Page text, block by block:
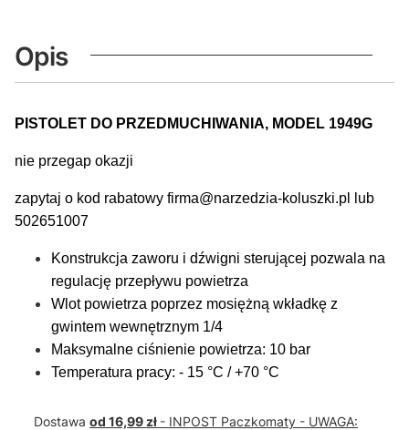
Opis
PISTOLET DO PRZEDMUCHIWANIA, MODEL 1949G
nie przegap okazji
zapytaj o kod rabatowy firma@narzedzia-koluszki.pl lub
502651007
Konstrukcja zaworu i dźwigni sterującej pozwala na
regulację przepływu powietrza
Wlot powietrza poprzez mosiężną wkładkę z
gwintem wewnętrznym 1/4
Maksymalne ciśnienie powietrza: 10 bar
Temperatura pracy: - 15 °C / +70 °C
Dostawa od 16,99 zł - INPOST Paczkomaty - UWAGA: